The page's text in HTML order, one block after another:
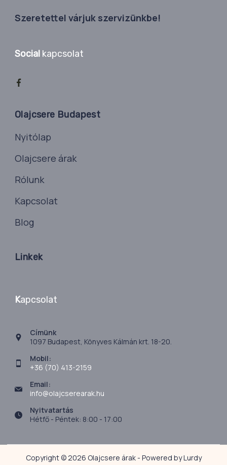
Szeretettel várjuk szervizünkbe!
Social kapcsolat
Olajcsere Budapest
Nyitólap
Olajcsere árak
Rólunk
Kapcsolat
Blog
Linkek
Kapcsolat
Címünk
1097 Budapest, Könyves Kálmán krt. 18-20.
Mobil:
+36 (70) 413-2159
Email:
info@olajcserearak.hu
Nyitvatartás
Hétfő - Péntek: 8:00 - 17:00
Copyright © 2026 Olajcsere árak - Powered by Lurdy